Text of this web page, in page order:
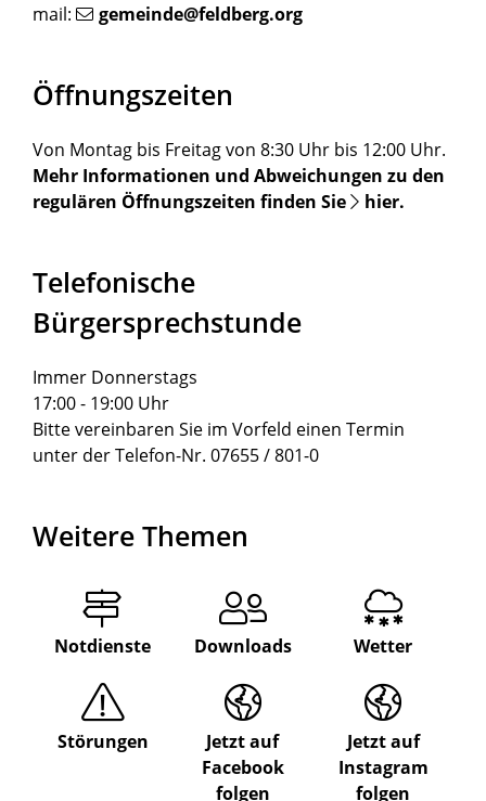
mail: gemeinde@feldberg.org
Öffnungszeiten
Von Montag bis Freitag von 8:30 Uhr bis 12:00 Uhr.
Mehr Informationen und Abweichungen zu den
regulären Öffnungszeiten finden Sie
hier.
Telefonische
Bürgersprechstunde
Immer Donnerstags
17:00 - 19:00 Uhr
Bitte vereinbaren Sie im Vorfeld einen Termin
unter der Telefon-Nr. 07655 / 801-0
Weitere Themen
Notdienste Downloads Wetter
Störungen
Jetzt auf
Facebook
folgen
Jetzt auf
Instagram
folgen